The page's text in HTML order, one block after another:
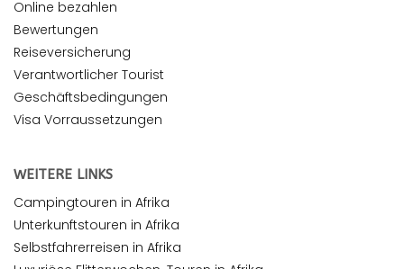
Online bezahlen
Bewertungen
Reiseversicherung
Verantwortlicher Tourist
Geschäftsbedingungen
Visa Vorraussetzungen
WEITERE LINKS
Campingtouren in Afrika
Unterkunftstouren in Afrika
Selbstfahrerreisen in Afrika